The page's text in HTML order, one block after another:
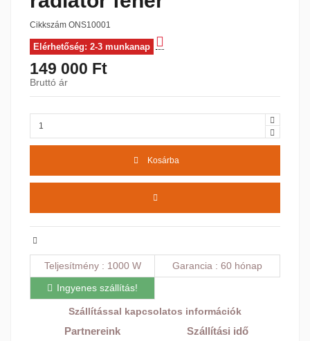
Cikkszám ONS10001
Elérhetőség: 2-3 munkanap
149 000 Ft
Bruttó ár
Kosárba
Teljesítmény 1000 W Garancia
60 hónap
Ingyenes szállítás!
Szállítással kapcsolatos információk
Partnereink Szállítási idő